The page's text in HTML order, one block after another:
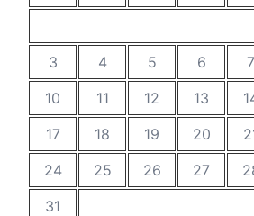
3
4 5 6 7
10
11 12 13
17
18 19 20
24
25 26 27
31